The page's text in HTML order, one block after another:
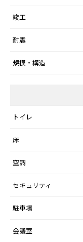
竣工
耐震
規模・構造
トイレ
床
空調
セキュリティ
駐車場
会議室